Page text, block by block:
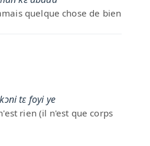
quelque chose de bien
tɛ foyi ye
rien (il n'est que corps